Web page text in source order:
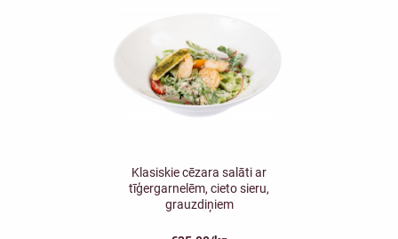
Klasiskie cēzara salāti ar
tīģergarnelēm, cieto sieru,
grauzdiņiem